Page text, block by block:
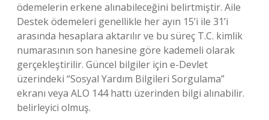
ödemelerin erkene alınabileceğini belirtmiştir. Aile
Destek ödemeleri genellikle her ayın 15’i ile 31’i
arasında hesaplara aktarılır ve bu süreç T.C. kimlik
numarasının son hanesine göre kademeli olarak
gerçekleştirilir. Güncel bilgiler için e-Devlet
üzerindeki “Sosyal Yardım Bilgileri Sorgulama”
ekranı veya ALO 144 hattı üzerinden bilgi alınabilir.
belirleyici olmuş.